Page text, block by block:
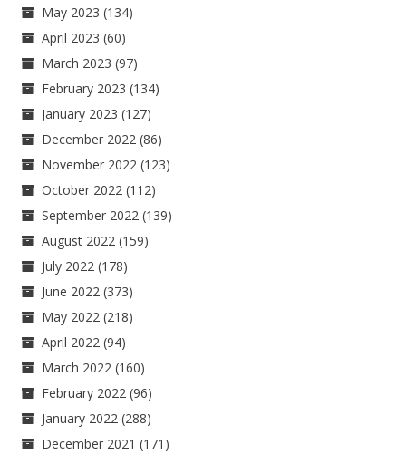
May 2023 (134)
April 2023 (60)
March 2023 (97)
February 2023 (134)
January 2023 (127)
December 2022 (86)
November 2022 (123)
October 2022 (112)
September 2022 (139)
August 2022 (159)
July 2022 (178)
June 2022 (373)
May 2022 (218)
April 2022 (94)
March 2022 (160)
February 2022 (96)
January 2022 (288)
December 2021 (171)